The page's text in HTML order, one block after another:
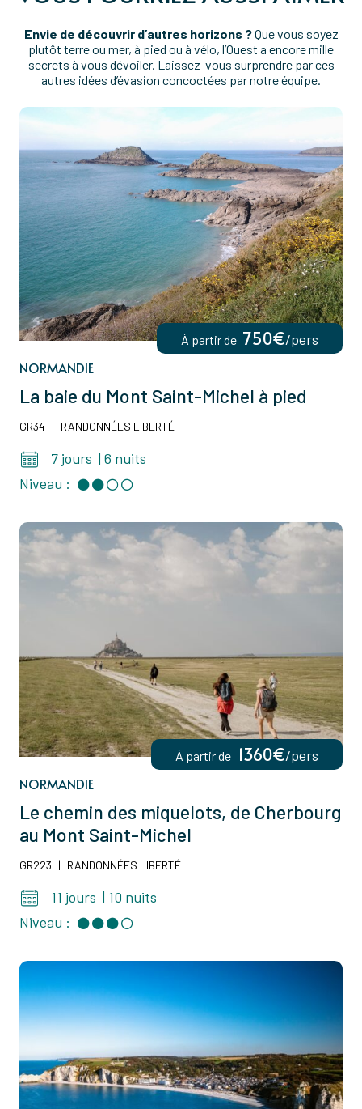
Envie de découvrir d’autres horizons ?Que vous soyez
plutôt terre ou mer, à pied ou à vélo, l’Ouest a encore mille
secrets à vous dévoiler. Laissez-vous surprendre par ces
autres idées d’évasion concoctées par notre équipe.
NORMANDIE
La baie du Mont Saint-Michel à pied
GR34 | RANDONNÉES LIBERTÉ
7 jours | 6 nuits
Niveau :
À partir de 750€/pers
NORMANDIE
Le chemin des miquelots, de Cherbourg
au Mont Saint-Michel
GR223 | RANDONNÉES LIBERTÉ
11 jours | 10 nuits
Niveau :
À partir de 1360€/pers